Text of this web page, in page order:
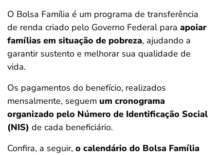
crédito fácil
últimas notícias
ferramentas
O Bolsa Família é um programa de transferência
de renda criado pelo Governo Federal para apoiar
famílias em situação de pobreza, ajudando a
garantir sustento e melhorar sua qualidade de
vida.
Os pagamentos do benefício, realizados
mensalmente, seguem um cronograma
organizado pelo Número de Identificação Social
(NIS) de cada beneficiário.
Confira, a seguir, o calendário do Bolsa Família